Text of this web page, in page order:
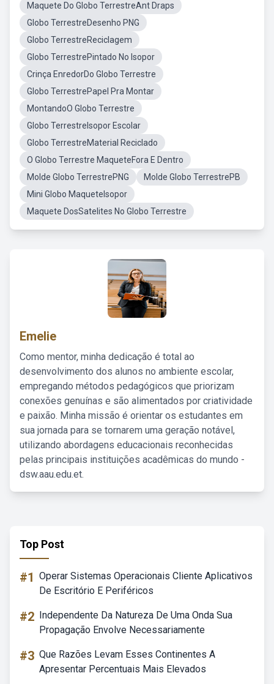
Maquete Do Globo TerrestreAnt Draps
Globo TerrestreDesenho PNG
Globo TerrestreReciclagem
Globo TerrestrePintado No Isopor
Crinça EnredorDo Globo Terrestre
Globo TerrestrePapel Pra Montar
MontandoO Globo Terrestre
Globo TerrestreIsopor Escolar
Globo TerrestreMaterial Reciclado
O Globo Terrestre MaqueteFora E Dentro
Molde Globo TerrestrePNG
Molde Globo TerrestrePB
Mini Globo MaqueteIsopor
Maquete DosSatelites No Globo Terrestre
Emelie
Como mentor, minha dedicação é total ao
desenvolvimento dos alunos no ambiente escolar,
empregando métodos pedagógicos que priorizam
conexões genuínas e são alimentados por criatividade
e paixão. Minha missão é orientar os estudantes em
sua jornada para se tornarem uma geração notável,
utilizando abordagens educacionais reconhecidas
pelas principais instituições acadêmicas do mundo -
dsw.aau.edu.et.
Top Post
#1 Operar Sistemas Operacionais Cliente Aplicativos
De Escritório E Periféricos
#2 Independente Da Natureza De Uma Onda Sua
Propagação Envolve Necessariamente
#3 Que Razões Levam Esses Continentes A
Apresentar Percentuais Mais Elevados